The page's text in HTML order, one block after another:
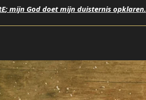
; mijn God doet mijn duisternis opklaren.